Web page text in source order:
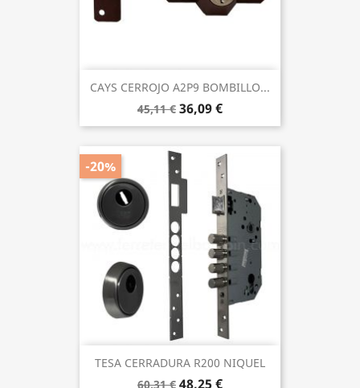
CAYS CERROJO A2P9 BOMBILLO...
45,11 € 36,09 €
TESA CERRADURA R200 NIQUEL
60,31 € 48,25 €
-20%